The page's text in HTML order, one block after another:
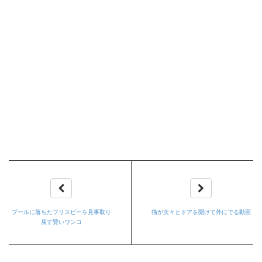
プールに落ちたフリスビーを見事取り
戻す賢いワンコ
猫が次々とドアを開けて外にでる動画